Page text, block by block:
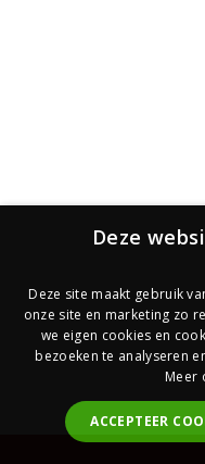
Deze
Deze site maakt gebruik
onze site en marketing zo
we eigen cookies en
bezoeken te analyseren
Meer
ACCEPTEER